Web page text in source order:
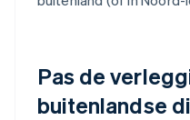
Pas de
buitenlandse